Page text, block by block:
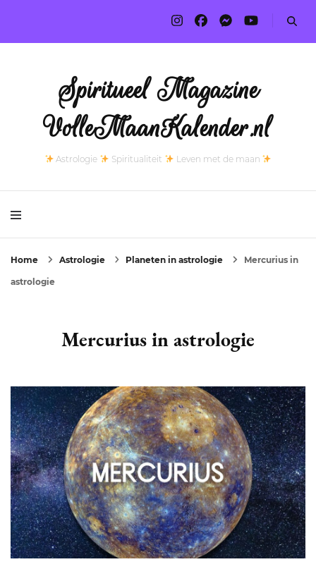
Spiritueel Magazine
VolleMaanKalender.nl
Astrologie Spiritualiteit Leven met de maan
Home Astrologie Planeten in astrologie Mercurius in
astrologie
Mercurius in astrologie